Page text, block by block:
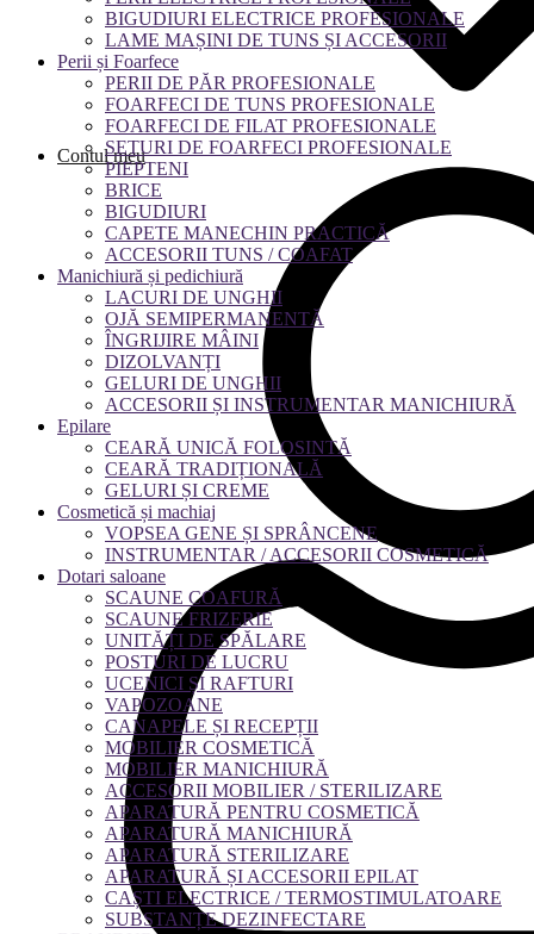
Contul meu
BIGUDIURI ELECTRICE PROFESIONALE
LAME MAȘINI DE TUNS ȘI ACCESORII
Perii și Foarfece
PERII DE PĂR PROFESIONALE
FOARFECI DE TUNS PROFESIONALE
FOARFECI DE FILAT PROFESIONALE
SETURI DE FOARFECI PROFESIONALE
PIEPTENI
BRICE
BIGUDIURI
CAPETE MANECHIN PRACTICĂ
ACCESORII TUNS / COAFAT
Manichiură și pedichiură
LACURI DE UNGHII
OJĂ SEMIPERMANENTĂ
ÎNGRIJIRE MÂINI
DIZOLVANȚI
GELURI DE UNGHII
ACCESORII ȘI INSTRUMENTAR MANICHIURĂ
Epilare
CEARĂ UNICĂ FOLOSINTĂ
CEARĂ TRADIȚIONALĂ
GELURI ȘI CREME
Cosmetică și machiaj
VOPSEA GENE ȘI SPRÂNCENE
INSTRUMENTAR / ACCESORII COSMETICĂ
Dotari saloane
SCAUNE COAFURĂ
SCAUNE FRIZERIE
UNITĂȚI DE SPĂLARE
POSTURI DE LUCRU
UCENICI ȘI RAFTURI
VAPOZOANE
CANAPELE ȘI RECEPȚII
MOBILIER COSMETICĂ
MOBILIER MANICHIURĂ
ACCESORII MOBILIER / STERILIZARE
APARATURĂ PENTRU COSMETICĂ
APARATURĂ MANICHIURĂ
APARATURĂ STERILIZARE
APARATURĂ ȘI ACCESORII EPILAT
CAȘTI ELECTRICE / TERMOSTIMULATOARE
SUBSTANȚE DEZINFECTARE